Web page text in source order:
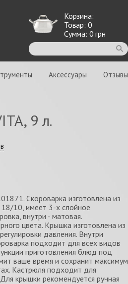
Корзина:
Товар: 0
Сумма: 0 грн
Аксессуары Отзывы
9 л.
Скороварка изготовлена из
10, имеет 3-х слойное
внутри - матовая.
цвета. Крышка изготовлена из
давления. Внутри
подходит для всех видов
приготовления блюд под
ваше время и сохранит максимум
Кастрюля подходит для
крышки рекомендуется ручная